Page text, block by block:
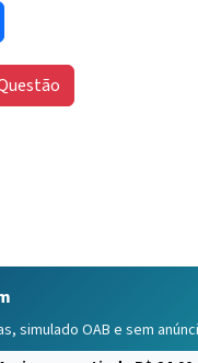
simulado OAB e sem